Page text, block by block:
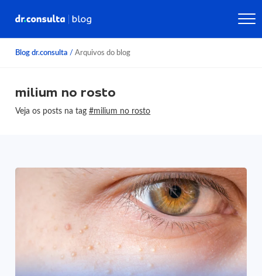
Blog dr.consulta / Arquivos do blog
milium no rosto
Veja os posts na tag#milium no rosto